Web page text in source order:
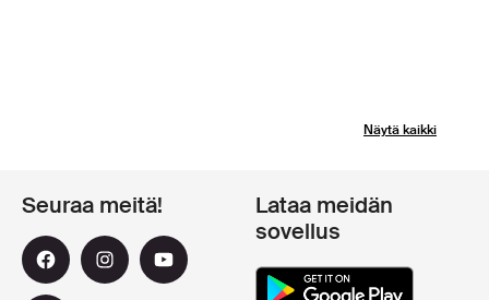
Näytä kaikki
Seuraa meitä!
Lataa meidän
sovellus